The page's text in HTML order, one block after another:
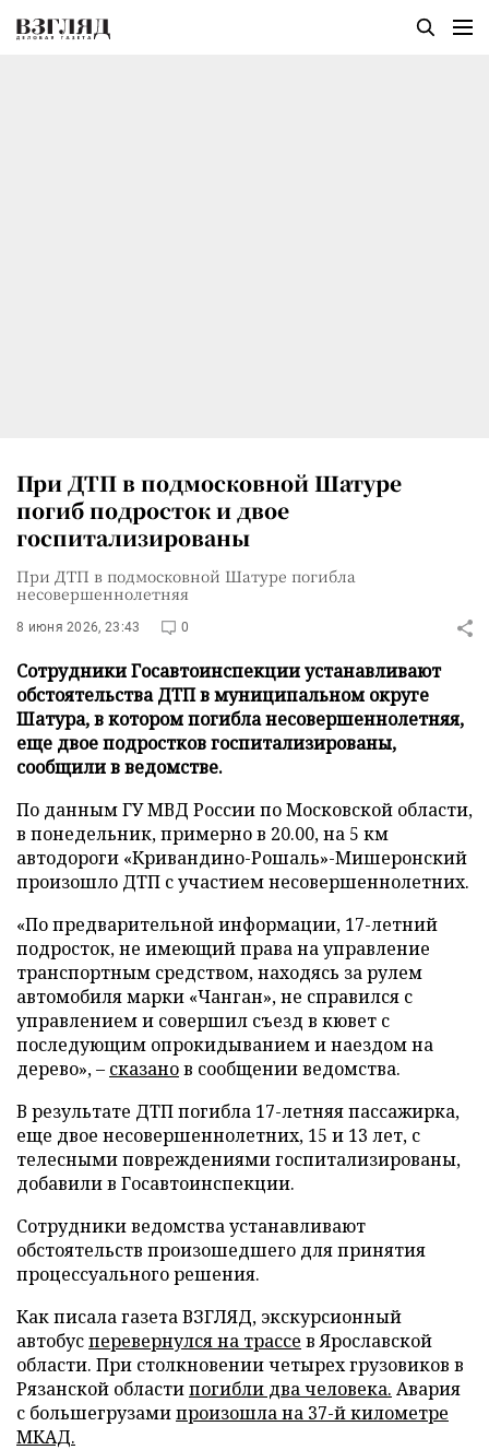
При ДТП в подмосковной Шатуре
погиб подросток и двое
госпитализированы
При ДТП в подмосковной Шатуре погибла
несовершеннолетняя
8 июня 2026, 23:43 0
Сотрудники Госавтоинспекции устанавливают
обстоятельства ДТП в муниципальном округе
Шатура, в котором погибла несовершеннолетняя,
еще двое подростков госпитализированы,
сообщили в ведомстве.
По данным ГУ МВД России по Московской области,
в понедельник, примерно в 20.00, на 5 км
автодороги «Кривандино-Рошаль»-Мишеронский
произошло ДТП с участием несовершеннолетних.
«По предварительной информации, 17-летний
подросток, не имеющий права на управление
транспортным средством, находясь за рулем
автомобиля марки «Чанган», не справился с
управлением и совершил съезд в кювет с
последующим опрокидыванием и наездом на
дерево», – сказанов сообщении ведомства.
В результате ДТП погибла 17-летняя пассажирка,
еще двое несовершеннолетних, 15 и 13 лет, с
телесными повреждениями госпитализированы,
добавили в Госавтоинспекции.
Сотрудники ведомства устанавливают
обстоятельств произошедшего для принятия
процессуального решения.
Как писала газета ВЗГЛЯД, экскурсионный
автобусперевернулся на трассе в Ярославской
области. При столкновении четырех грузовиков в
Рязанской областипогибли два человека. Авария
с большегрузамипроизошла на 37-й километре
МКАД.